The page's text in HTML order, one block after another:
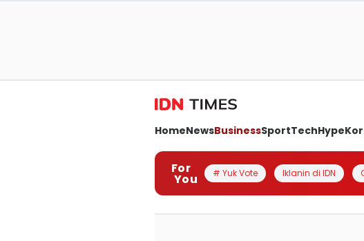
HomeNewsBusinessSportTechHype
For
You # Yuk Vote Iklanin di IDN